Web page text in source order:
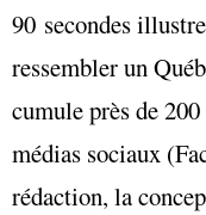
90 secondes
ressembler un
cumule près de
médias sociaux
rédaction, la